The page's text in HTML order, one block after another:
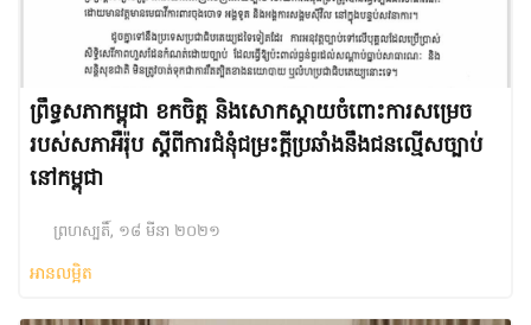
ព្រឹទ្ធសភាកម្ពុជា ខកចិត្ត និងសោកស្តាយចំពោះការសម្រេច
របស់សភាអឺរ៉ុប ស្តីពីការជំនុំជម្រះក្តីប្រឆាំងនឹងជនល្មើសច្បាប់
នៅកម្ពុជា
ព្រហស្បតិ៍, ១៨ មីនា ២០២១
អានលម្អិត